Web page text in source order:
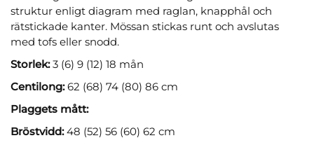
struktur enligt diagram med raglan, knapphål och
rätstickade kanter. Mössan stickas runt och avslutas
med tofs eller snodd.
Storlek:3 (6) 9 (12) 18 mån
Centilong:62 (68) 74 (80) 86 cm
Plaggets mått:
Bröstvidd:48 (52) 56 (60) 62 cm